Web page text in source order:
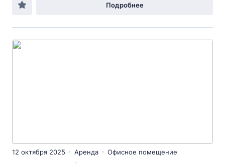
Подробнее
12 октября 2025 Аренда Офисное помещение